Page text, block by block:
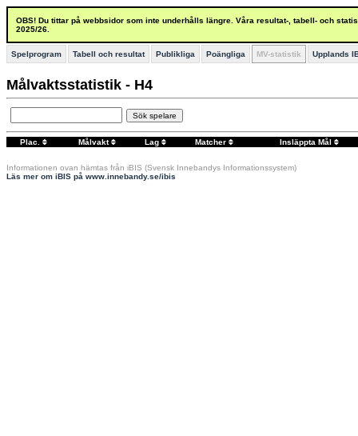
OBS! Du tittar på webbsidor som inte underhålls längre. Våra resultat-, tabell- och
2025/26.
Spelprogram Tabell och resultat Publikliga Poängliga MV-statistik Upplands
Målvaktsstatistik - H4
Sök spelare
Plac. Målvakt Lag Matcher Insläppta Mål
Informationen ovan hämtas från iBIS (Svensk Innebandys Informationssystem)
Läs mer om iBIS på www.innebandy.se/ibis